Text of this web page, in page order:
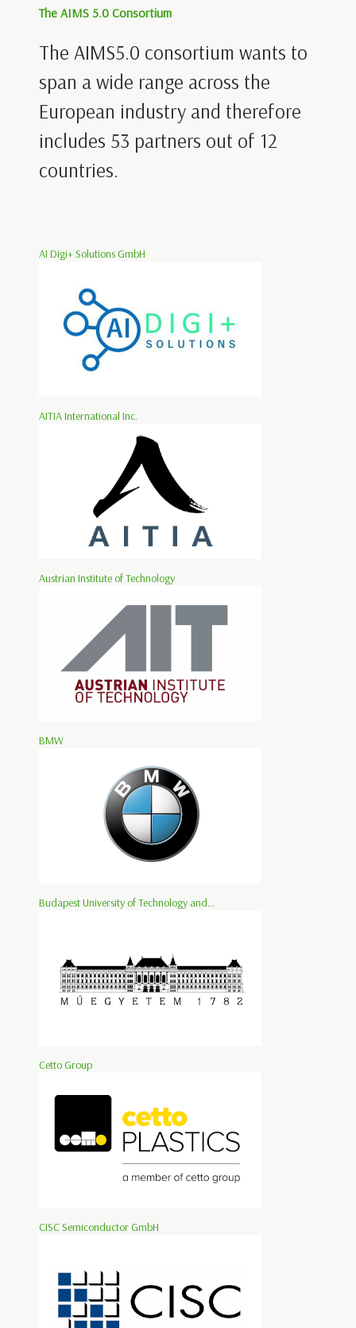
The AIMS 5.0 Consortium
The AIMS5.0 consortium wants to
span a wide range across the
European industry and therefore
includes 53 partners out of 12
countries.
AI Digi+ Solutions GmbH
AITIA International Inc.
Austrian Institute of Technology
BMW
Budapest University of Technology and...
Cetto Group
CISC Semiconductor GmbH